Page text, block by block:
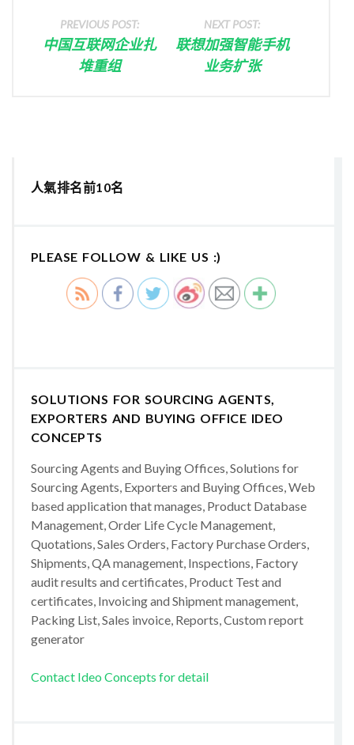
PREVIOUS POST:
中国互联网企业扎
堆重组
NEXT POST:
联想加强智能手机
业务扩张
人氣排名前10名
PLEASE FOLLOW & LIKE US :)
SOLUTIONS FOR SOURCING AGENTS,
EXPORTERS AND BUYING OFFICE IDEO
CONCEPTS
Sourcing Agents and Buying Offices, Solutions for
Sourcing Agents, Exporters and Buying Offices, Web
based application that manages, Product Database
Management, Order Life Cycle Management,
Quotations, Sales Orders, Factory Purchase Orders,
Shipments, QA management, Inspections, Factory
audit results and certificates, Product Test and
certificates, Invoicing and Shipment management,
Packing List, Sales invoice, Reports, Custom report
generator
Contact Ideo Concepts for detail